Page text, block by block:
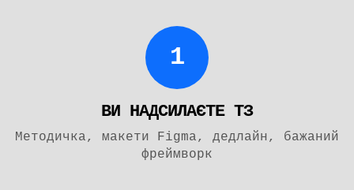
1
ВИ НАДСИЛАЄТЕ ТЗ
Методичка, макети Figma, дедлайн, бажаний
фреймворк